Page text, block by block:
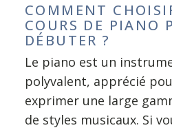
COMMENT
COURS DE PIANO
DÉBUTER ?
Le piano est un
polyvalent, apprécié
exprimer une large
de styles musicaux. Si